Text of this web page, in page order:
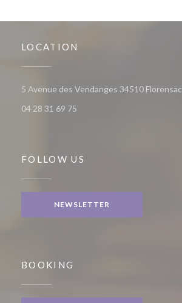
LOCATION
5 Avenue des Vendanges 34510 Florensac
04 28 31 69 75
FOLLOW US
NEWSLETTER
BOOKING